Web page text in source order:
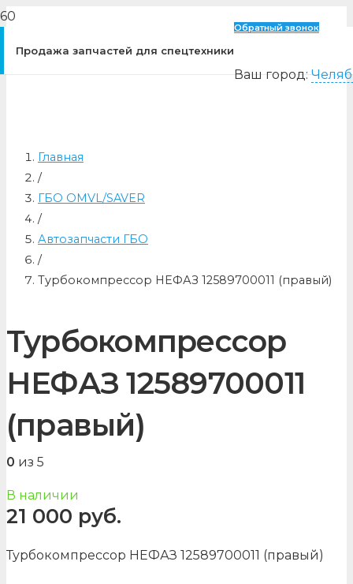
Продажа запчастей для спецтехники
Обратный звонок
Ваш город:
Главная
/
ГБО OMVL/SAVER
/
Автозапчасти ГБО
/
Турбокомпрессор НЕФАЗ 12589700011 (правый)
Турбокомпрессор
НЕФАЗ 12589700011
(правый)
0 из 5
В наличии
21 000 руб.
Турбокомпрессор НЕФАЗ 12589700011 (правый)